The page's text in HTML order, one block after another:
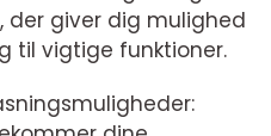
giver dig mulighed
til vigtige funktioner.